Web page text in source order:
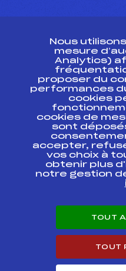
Ressources
Pass’Neige
Projet sportif
Projet de
Antidopage
Pôle
Scientifique
Listes
Pôle vie de l’athlète
Enseignement
Carrières
Nous
mesure
Analytics)
proposer du
performances
cookies
cookies de
sont
accepter,
vos choix à
obtenir plus
notre gestion
TOUT
TOUT